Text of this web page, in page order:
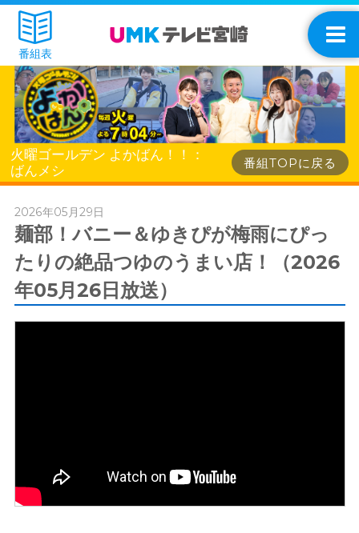
番組表
火曜ゴールデン よかばん！！：
ばんメシ
番組TOPに戻る
2026年05月29日
麺部！バニー＆ゆきぴが梅雨にぴっ
たりの絶品つゆのうまい店！（2026
年05月26日放送）